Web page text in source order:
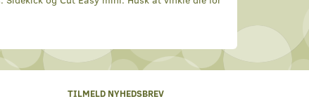
TILMELD NYHEDSBREV